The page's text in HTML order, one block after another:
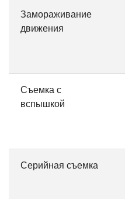
Замораживание
движения
Съемка с
вспышкой
Серийная съемка